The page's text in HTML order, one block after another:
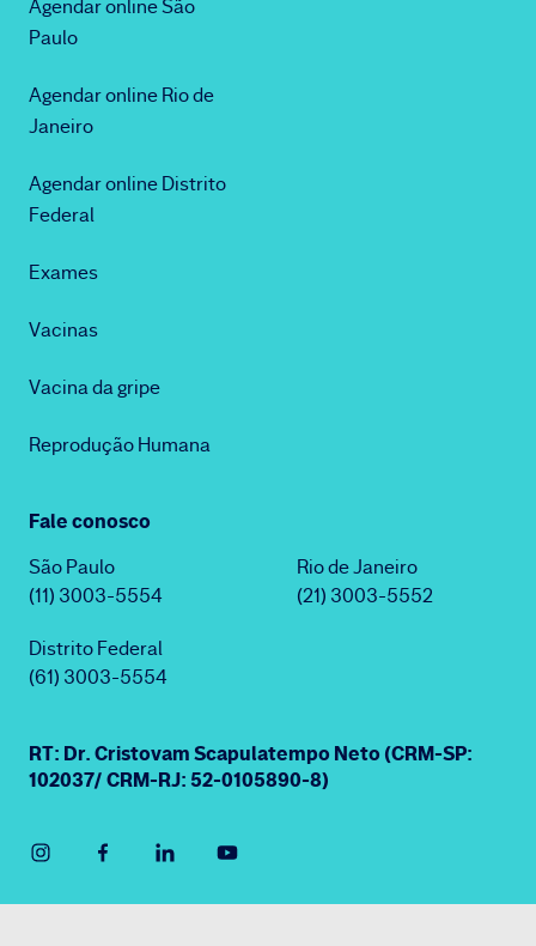
Agendar online São
Paulo
Agendar online Rio de
Janeiro
Agendar online Distrito
Federal
Exames
Vacinas
Vacina da gripe
Reprodução Humana
Fale conosco
São Paulo
(11) 3003-5554
Rio de Janeiro
(21) 3003-5552
Distrito Federal
(61) 3003-5554
RT: Dr. Cristovam Scapulatempo Neto (CRM-SP:
102037/ CRM-RJ: 52-0105890-8)